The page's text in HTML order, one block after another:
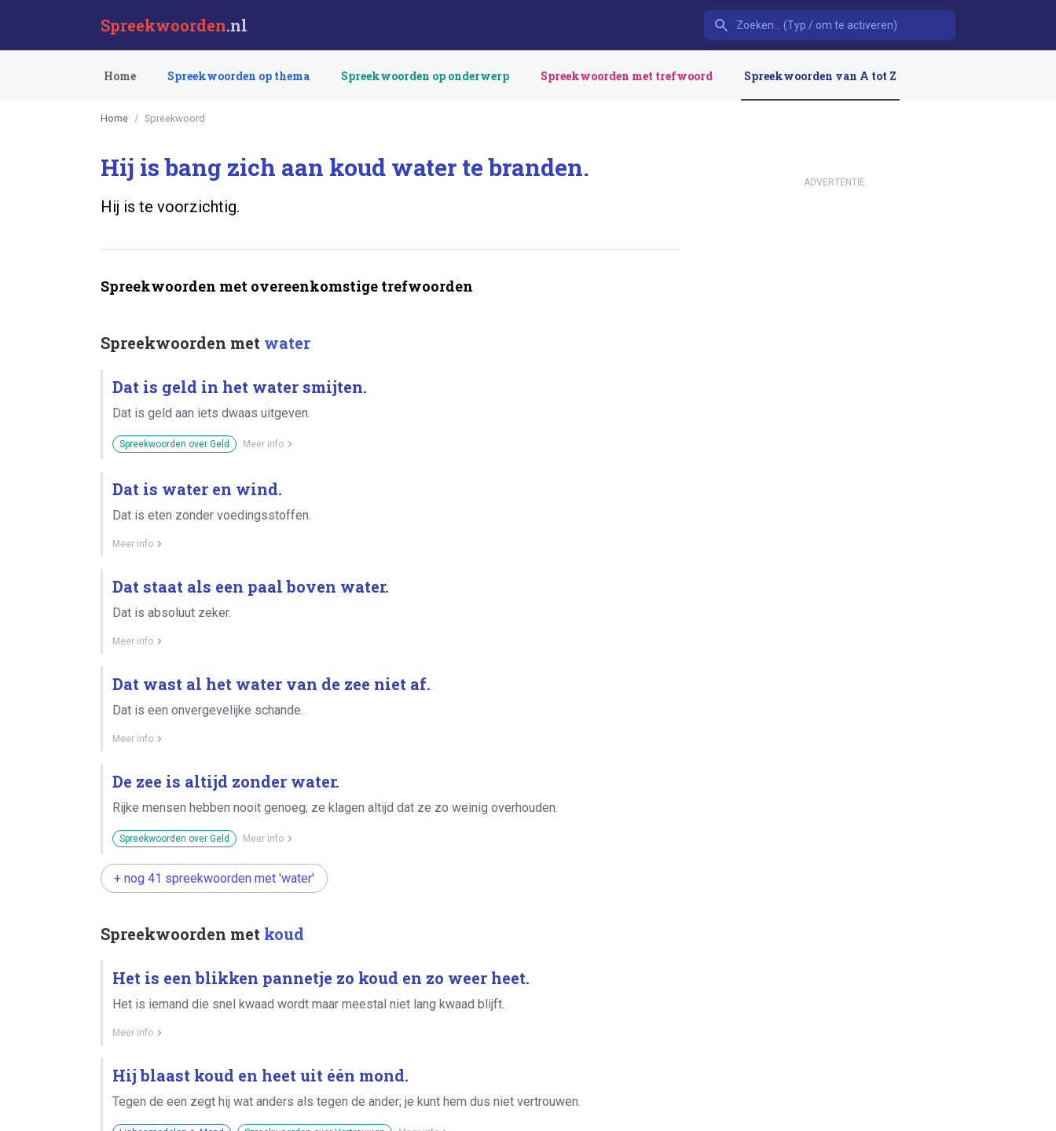
Spreekwoorden.nl
Home Spreekwoorden op thema Spreekwoorden op onderwerp Spreekwoorden met trefwoord Spreekwoorden van A tot Z
Home Spreekwoord
Hij is bang zich aan koud water te branden.
Hij is te voorzichtig.
Spreekwoorden met overeenkomstige trefwoorden
Spreekwoorden met water
Dat is geld in het water smijten.
Dat is geld aan iets dwaas uitgeven.
Spreekwoorden over Geld Meer info
Dat is water en wind.
Dat is eten zonder voedingsstoffen.
Meer info
Dat staat als een paal boven water.
Dat is absoluut zeker.
Meer info
Dat wast al het water van de zee niet af.
Dat is een onvergevelijke schande.
Meer info
De zee is altijd zonder water.
Rijke mensen hebben nooit genoeg; ze klagen altijd dat ze zo weinig overhouden.
Spreekwoorden over Geld Meer info
+ nog 41 spreekwoorden met 'water'
Spreekwoorden met koud
Het is een blikken pannetje zo koud en zo weer heet.
Het is iemand die snel kwaad wordt maar meestal niet lang kwaad blijft.
Meer info
Hij blaast koud en heet uit één mond.
Tegen de een zegt hij wat anders als tegen de ander; je kunt hem dus niet vertrouwen.
ADVERTENTIE